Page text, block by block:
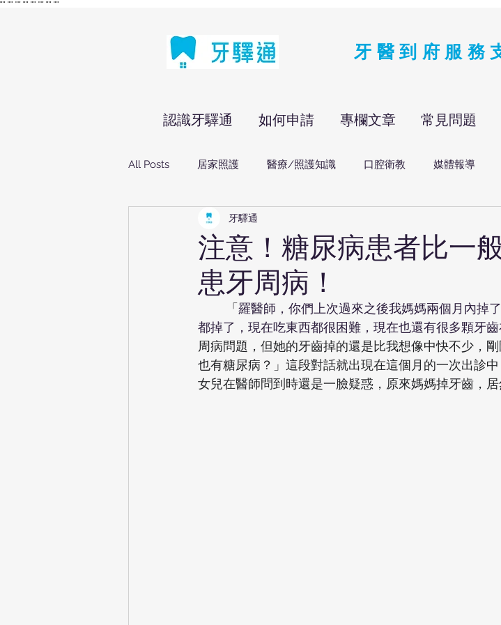
"" "" "" "" "" "" "" ""
牙醫到府服務
認識牙驛通
如何申請 專欄文章 常見問題
All Posts 居家照護 醫療/照護知識 口腔衛教 媒體報導
注意！糖尿病患者比一
患牙周病！
牙驛通
「 羅醫師，你們上次過來之後我媽媽兩個月內掉
都掉了，現在吃東西都很困難，現在也還有很多顆牙齒
周病問題，但她的牙齒掉的還是比我想像中快不少，
也有糖尿病？」這段對話就出現在這個月的一次出診
女兒在醫師問到時還是一臉疑惑，原來媽媽掉牙齒，